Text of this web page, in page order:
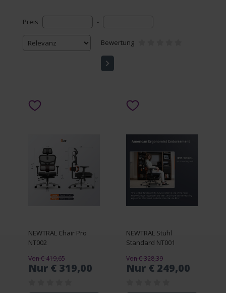
Preis -
Bewertung
NEWTRAL Chair Pro
NT002
Von € 419,65
Nur € 319,00
NEWTRAL Stuhl
Standard NT001
Von € 328,39
Nur € 249,00